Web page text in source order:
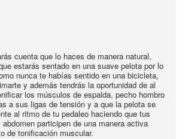
cuenta que lo haces de manera natural,
estarás sentado en una suave pelota por lo
nunca te habías sentido en una bicicleta,
y además tendrás la oportunidad de al
los músculos de espalda, pecho hombro
a sus ligas de tensión y a que la pelota se
al ritmo de tu pedaleo haciendo que tus
participen de una manera activa
de tonificación muscular.